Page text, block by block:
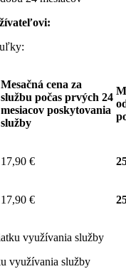
Mesačná cena za
službu počas prvých 24
mesiacov poskytovania
služby
17,90 €
17,90 €
využívania služby
využívania služby